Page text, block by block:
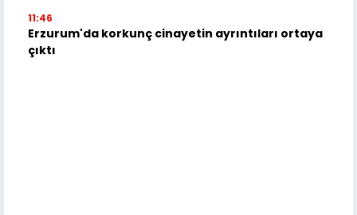
11:46
Erzurum'da korkunç cinayetin ayrıntıları ortaya
çıktı